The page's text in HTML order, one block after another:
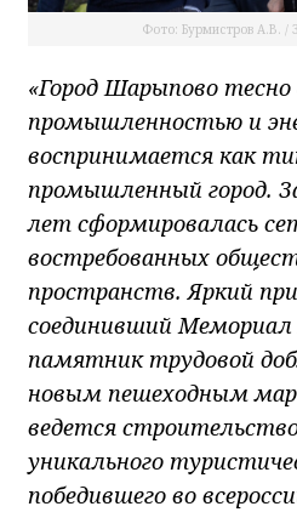
Фото: Бурмистров А.В. /
«Город Шарыпово тесно
промышленностью и
воспринимается как
промышленный город.
лет сформировалась
востребованных
пространств. Яркий
соединивший
памятник трудовой
новым пешеходным
ведется
уникального
победившего во